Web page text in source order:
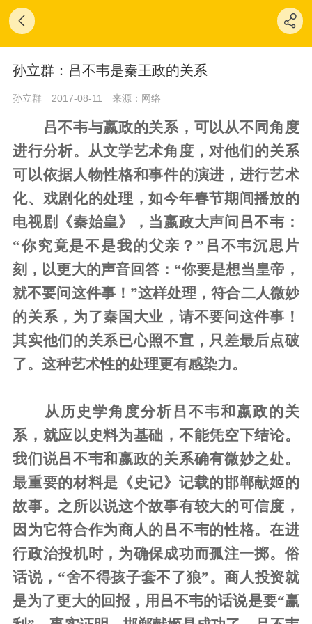
孙立群：吕不韦是秦王政的关系
孙立群 2017-08-11 来源：网络
吕不韦与嬴政的关系，可以从不同角度
进行分析。从文学艺术角度，对他们的关系
可以依据人物性格和事件的演进，进行艺术
化、戏剧化的处理，如今年春节期间播放的
电视剧《秦始皇》，当嬴政大声问吕不韦：
“你究竟是不是我的父亲？”吕不韦沉思片
刻，以更大的声音回答：“你要是想当皇帝，
就不要问这件事！”这样处理，符合二人微妙
的关系，为了秦国大业，请不要问这件事！
其实他们的关系已心照不宣，只差最后点破
了。这种艺术性的处理更有感染力。
从历史学角度分析吕不韦和嬴政的关
系，就应以史料为基础，不能凭空下结论。
我们说吕不韦和嬴政的关系确有微妙之处。
最重要的材料是《史记》记载的邯郸献姬的
故事。之所以说这个故事有较大的可信度，
因为它符合作为商人的吕不韦的性格。在进
行政治投机时，为确保成功而孤注一掷。俗
话说，“舍不得孩子套不了狼”。商人投资就
是为了更大的回报，用吕不韦的话说是要“赢